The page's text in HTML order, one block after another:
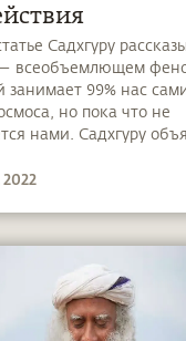
Садхгуру
всеобъемлющем
занимает 99% нас
но пока что не
нами. Садхгуру
с помощью которого
— программы,
в Центре Йоги
внутренних наук
Посмотрите
с одной из наших
2022